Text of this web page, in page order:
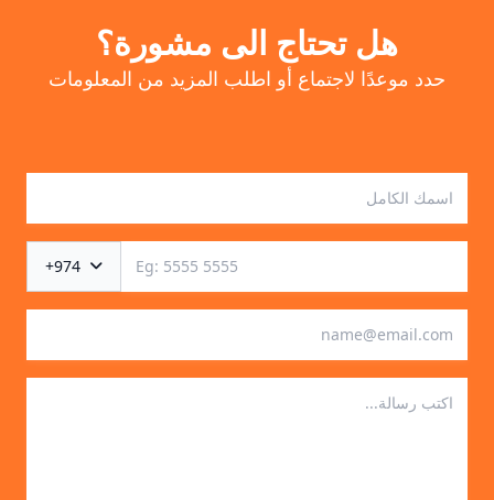
هل تحتاج الى مشورة؟
حدد موعدًا لاجتماع أو اطلب المزيد من المعلومات
+974